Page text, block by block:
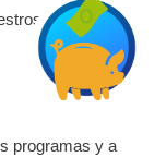
beneficiarios
programas y a